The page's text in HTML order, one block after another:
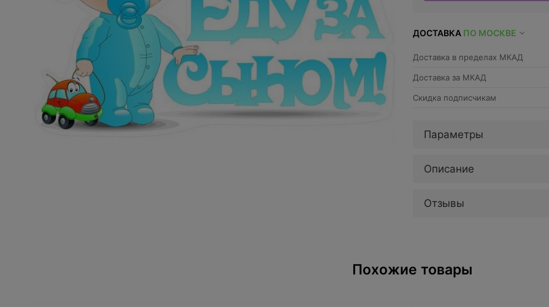
ДОСТАВКА ПО МОСКВЕ
Доставка в пределах МКАД
Доставка за МКАД
Скидка подписчикам
Параметры
Описание
Отзывы
Похожие товары